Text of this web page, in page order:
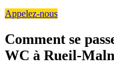
Appelez-nous
Comment se
WC à Rueil-